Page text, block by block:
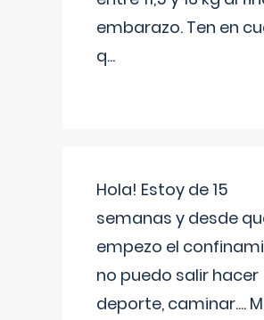
embarazo. Ten en
q...
Hola! Estoy de 15
semanas y desde
empezo el
no puedo salir hacer
deporte, caminar....